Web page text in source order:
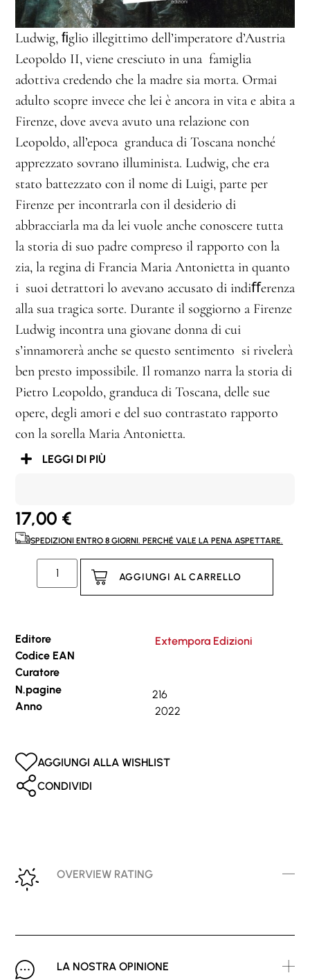
Ludwig, ﬁglio illegittimo dell’imperatore d’Austria
Leopoldo II, viene cresciuto in una famiglia
adottiva credendo che la madre sia morta. Ormai
adulto scopre invece che lei è ancora in vita e abita a
Firenze, dove aveva avuto una relazione con
Leopoldo, all’epoca granduca di Toscana nonché
apprezzato sovrano illuminista. Ludwig, che era
stato battezzato con il nome di Luigi, parte per
Firenze per incontrarla con il desiderio di
abbracciarla ma da lei vuole anche conoscere tutta
la storia di suo padre compreso il rapporto con la
zia, la regina di Francia Maria Antonietta in quanto
i suoi detrattori lo avevano accusato di indiﬀerenza
alla sua tragica sorte. Durante il soggiorno a Firenze
Ludwig incontra una giovane donna di cui
s’innamorerà anche se questo sentimento si rivelerà
ben presto impossibile. Il romanzo narra la storia di
Pietro Leopoldo, granduca di Toscana, delle sue
opere, degli amori e del suo contrastato rapporto
con la sorella Maria Antonietta.
LEGGI DI PIÙ
17,00 €
SPEDIZIONI ENTRO 8 GIORNI. PERCHÉ VALE LA PENA ASPETTARE.
AGGIUNGI AL CARRELLO
Editore
Extempora Edizioni
Codice EAN
Curatore
N.pagine
216
Anno
2022
AGGIUNGI ALLA WISHLIST
CONDIVIDI
OVERVIEW RATING
LA NOSTRA OPINIONE